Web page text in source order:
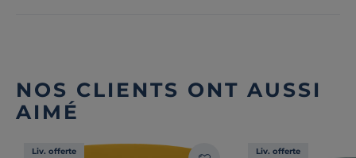
NOS CLIENTS ONT AUSSI
AIMÉ
Liv. offerte Liv. offerte